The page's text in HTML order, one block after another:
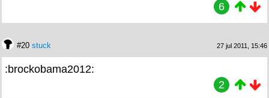
6
#20 stuck 27 jul 2011, 15:46
:brockobama2012:
2